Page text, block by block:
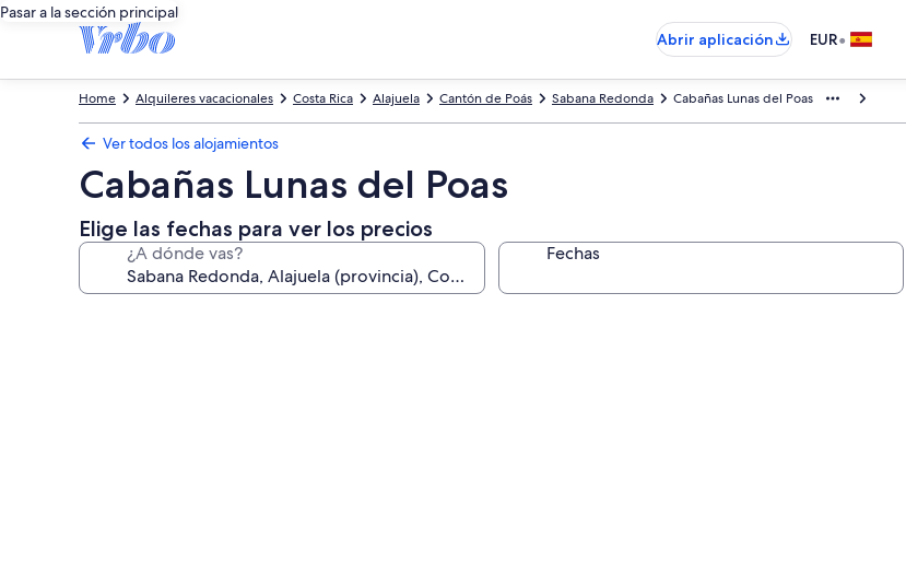
Pasar a la sección principal
Abrir aplicación
EUR•
Cabañas Lunas del Poas
Sabana Redonda
Cantón de Poás
Alajuela
Costa Rica
Alquileres vacacionales
Home
Ver todos los alojamientos
Cabañas Lunas del Poas
Elige las fechas para ver los precios
¿A dónde vas? Fechas